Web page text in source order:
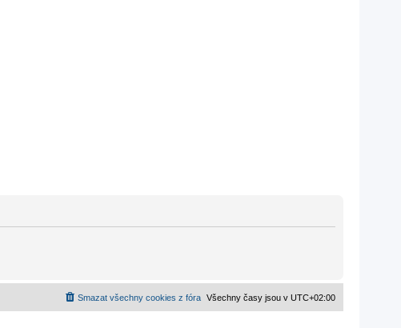
Všechny časy jsou v UTC+02:00
Smazat všechny cookies z fóra